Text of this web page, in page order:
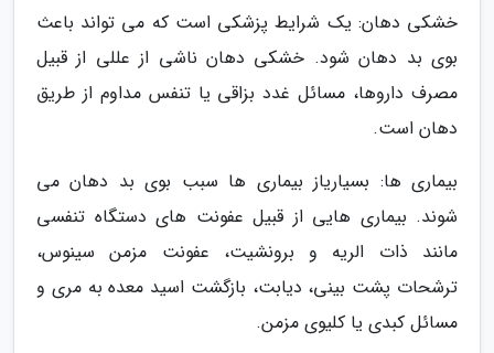
خشکی دهان: یک شرایط پزشکی است که می تواند باعث
بوی بد دهان شود. خشکی دهان ناشی از عللی از قبیل
مصرف داروها، مسائل غدد بزاقی یا تنفس مداوم از طریق
دهان است.
بیماری ها: بسیاریاز بیماری ها سبب بوی بد دهان می
شوند. بیماری هایی از قبیل عفونت های دستگاه تنفسی
مانند ذات الریه و برونشیت، عفونت مزمن سینوس،
ترشحات پشت بینی، دیابت، بازگشت اسید معده به مری و
مسائل کبدی یا کلیوی مزمن.